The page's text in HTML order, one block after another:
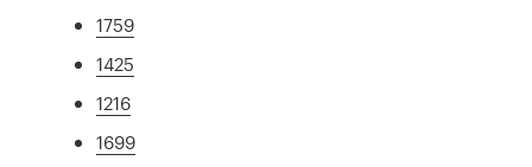
1759
1425
1216
1699